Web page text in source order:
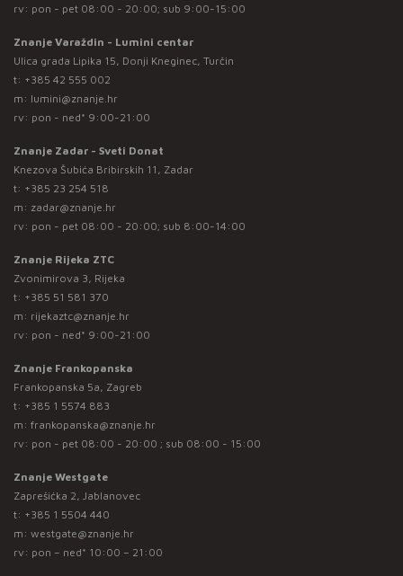
rv: pon - pet 08:00 - 20:00; sub 9:00-15:00
Znanje Varaždin - Lumini centar
Ulica grada Lipika 15, Donji Kneginec, Turčin
t: +385 42 555 002
m: lumini@znanje.hr
rv: pon - ned* 9:00-21:00
Znanje Zadar - Sveti Donat
Knezova Šubića Bribirskih 11, Zadar
t: +385 23 254 518
m: zadar@znanje.hr
rv: pon - pet 08:00 - 20:00; sub 8:00-14:00
Znanje Rijeka ZTC
Zvonimirova 3, Rijeka
t: +385 51 581 370
m: rijekaztc@znanje.hr
rv: pon - ned* 9:00-21:00
Znanje Frankopanska
Frankopanska 5a, Zagreb
t: +385 1 5574 883
m: frankopanska@znanje.hr
rv: pon - pet 08:00 - 20:00 ; sub 08:00 - 15:00
Znanje Westgate
Zaprešićka 2, Jablanovec
t: +385 1 5504 440
m: westgate@znanje.hr
rv: pon – ned* 10:00 – 21:00